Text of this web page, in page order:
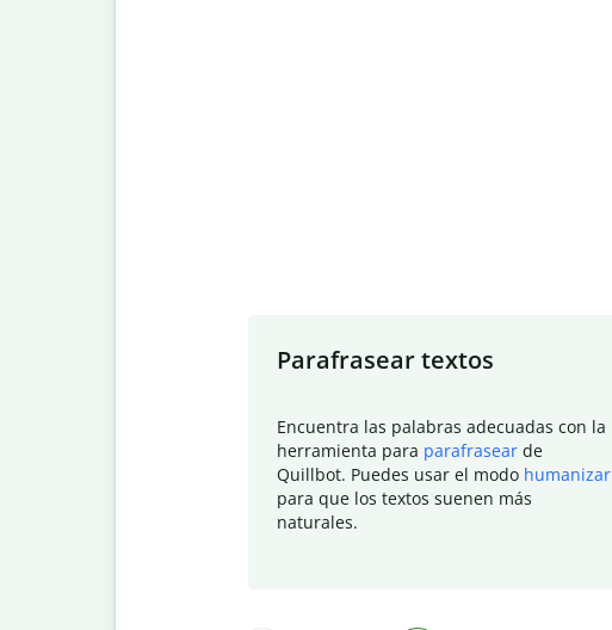
Parafrasear textos
Encuentra las palabras adecuadas con la
herramienta para parafrasear de
Quillbot. Puedes usar el modo humanizar
para que los textos suenen más
naturales.